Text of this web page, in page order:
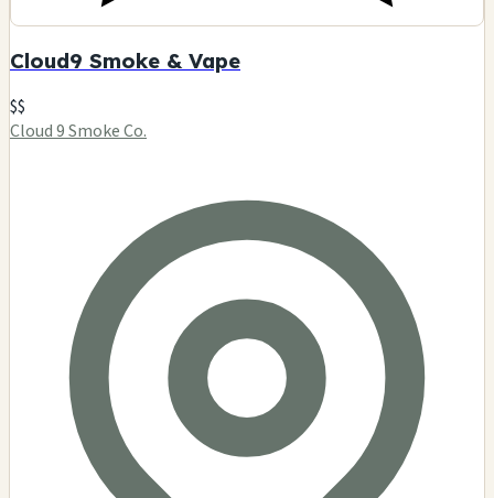
Cloud9 Smoke & Vape
$$
Cloud 9 Smoke Co.